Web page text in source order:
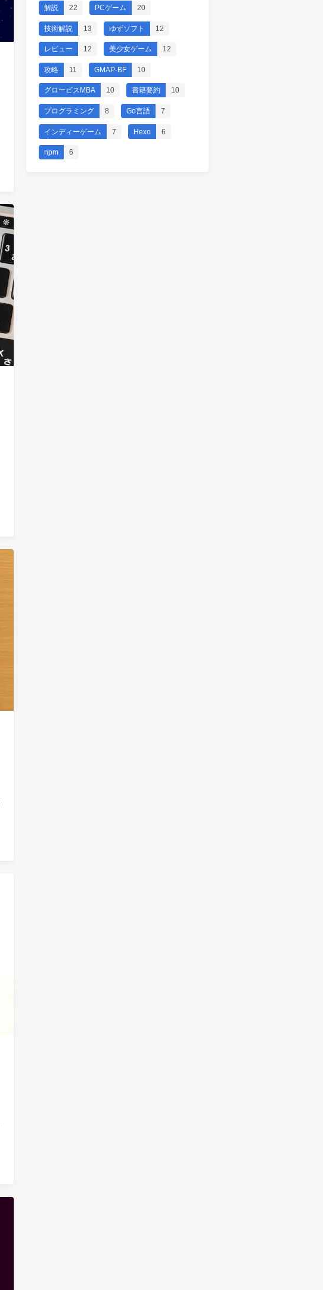
解説 22 PCゲーム 20
技術解説 13 ゆずソフト 12
レビュー 12 美少女ゲーム 12
攻略 11 GMAP-BF 10
グロービスMBA 10 書籍要約 10
プログラミング 8 Go言語 7
インディーゲーム 7 Hexo 6
npm 6